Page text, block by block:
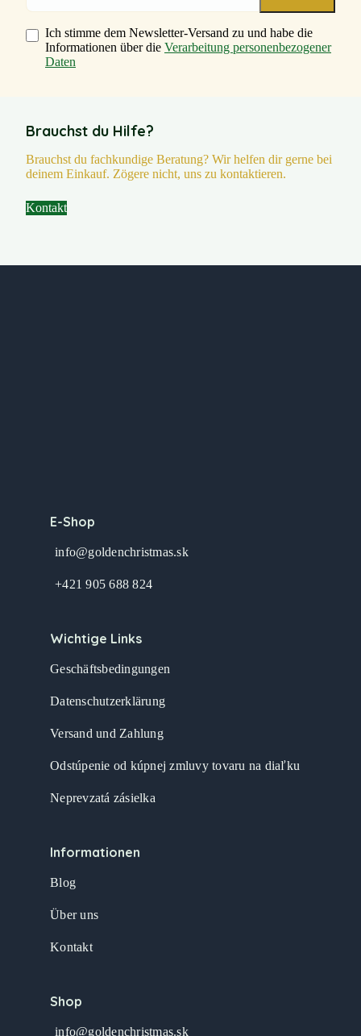
Ich stimme dem Newsletter-Versand zu und habe die
Informationen über die Verarbeitung personenbezogener
Daten
Brauchst du Hilfe?
Brauchst du fachkundige Beratung? Wir helfen dir gerne bei
deinem Einkauf. Zögere nicht, uns zu kontaktieren.
Kontakt
E-Shop
info@goldenchristmas.sk
+421 905 688 824
Wichtige Links
Geschäftsbedingungen
Datenschutzerklärung
Versand und Zahlung
Odstúpenie od kúpnej zmluvy tovaru na diaľku
Neprevzatá zásielka
Informationen
Blog
Über uns
Kontakt
Shop
info@goldenchristmas.sk